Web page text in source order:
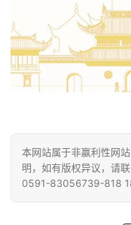
本网站属于非赢利性网
明，如有版权异议，请
0591-83056739-818